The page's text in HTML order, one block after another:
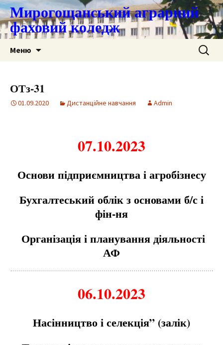
Мирогощанський аграрний
фаховий коледж
Меню Пошук:
ОТз-31
01.09.2020 Дистанційне навчання Admin
07.10.2023
Основи підприємництва і агробізнесу
Бухгалтеський облік з основами б/с і
фін-ня
Організація і планування діяльності
АФ
06.10.2023
Насінництво і селекція” (залік)